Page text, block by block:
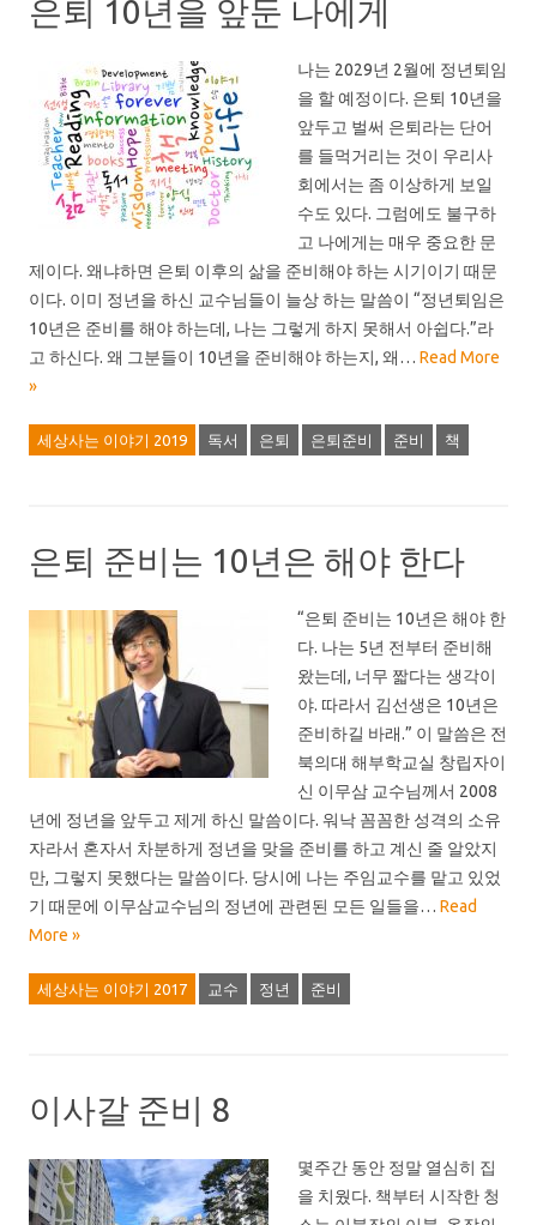
은퇴 10년을 앞둔 나에게
나는 2029년 2월에 정년퇴임
을 할 예정이다. 은퇴 10년을
앞두고 벌써 은퇴라는 단어
를 들먹거리는 것이 우리사
회에서는 좀 이상하게 보일
수도 있다. 그럼에도 불구하
고 나에게는 매우 중요한 문
제이다. 왜냐하면 은퇴 이후의 삶을 준비해야 하는 시기이기 때문
이다. 이미 정년을 하신 교수님들이 늘상 하는 말씀이 “정년퇴임은
10년은 준비를 해야 하는데, 나는 그렇게 하지 못해서 아쉽다.”라
고 하신다. 왜 그분들이 10년을 준비해야 하는지, 왜… Read More
»
세상사는 이야기 2019 독서 은퇴 은퇴준비 준비 책
은퇴 준비는 10년은 해야 한다
“은퇴 준비는 10년은 해야 한
다. 나는 5년 전부터 준비해
왔는데, 너무 짧다는 생각이
야. 따라서 김선생은 10년은
준비하길 바래.” 이 말씀은 전
북의대 해부학교실 창립자이
신 이무삼 교수님께서 2008
년에 정년을 앞두고 제게 하신 말씀이다. 워낙 꼼꼼한 성격의 소유
자라서 혼자서 차분하게 정년을 맞을 준비를 하고 계신 줄 알았지
만, 그렇지 못했다는 말씀이다. 당시에 나는 주임교수를 맡고 있었
기 때문에 이무삼교수님의 정년에 관련된 모든 일들을… Read
More »
세상사는 이야기 2017 교수 정년 준비
이사갈 준비 8
몇주간 동안 정말 열심히 집
을 치웠다. 책부터 시작한 청